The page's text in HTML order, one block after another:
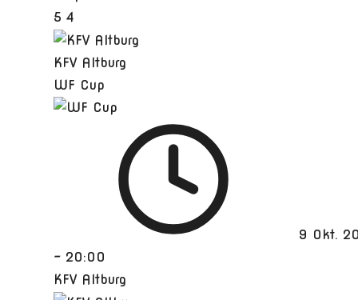
54
KFV Altburg
WF Cup
9 Okt.
- 20:00
KFV Altburg